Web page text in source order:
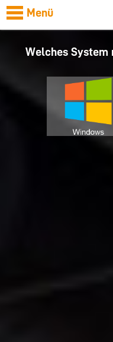
Menü
Welches System